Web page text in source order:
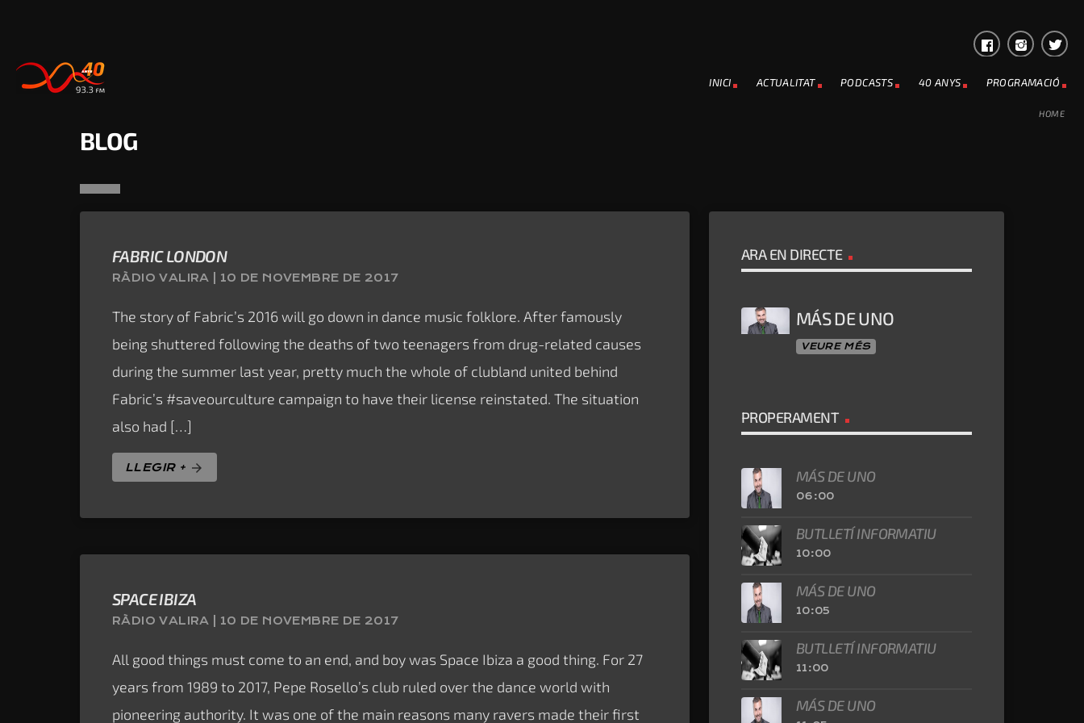
INICI ACTUALITAT PODCASTS 40 ANYS PROGRAMACIÓ
HOME
BLOG
FABRIC LONDON
RÀDIO VALIRA | 10 DE NOVEMBRE DE 2017
The story of Fabric’s 2016 will go down in dance music folklore. After famously
being shuttered following the deaths of two teenagers from drug-related causes
during the summer last year, pretty much the whole of clubland united behind
Fabric’s #saveourculture campaign to have their license reinstated. The situation
also had […]
LLEGIR + arrow_forward
SPACE IBIZA
RÀDIO VALIRA | 10 DE NOVEMBRE DE 2017
All good things must come to an end, and boy was Space Ibiza a good thing. For 27
years from 1989 to 2017, Pepe Rosello’s club ruled over the dance world with
pioneering authority. It was one of the main reasons many ravers made their first
ARA EN DIRECTE
MÁS DE UNO
VEURE MÉS
PROPERAMENT
MÁS DE UNO
06:00
BUTLLETÍ INFORMATIU
10:00
MÁS DE UNO
10:05
BUTLLETÍ INFORMATIU
11:00
MÁS DE UNO